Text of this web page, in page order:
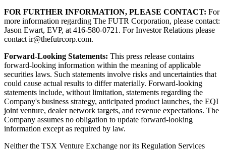
FOR FURTHER INFORMATION, PLEASE CONTACT: For
more information regarding The FUTR Corporation, please contact:
Jason Ewart, EVP, at 416-580-0721. For Investor Relations please
contact ir@thefutrcorp.com.
Forward-Looking Statements: This press release contains
forward-looking information within the meaning of applicable
securities laws. Such statements involve risks and uncertainties that
could cause actual results to differ materially. Forward-looking
statements include, without limitation, statements regarding the
Company's business strategy, anticipated product launches, the EQI
joint venture, dealer network targets, and revenue expectations. The
Company assumes no obligation to update forward-looking
information except as required by law.
Neither the TSX Venture Exchange nor its Regulation Services